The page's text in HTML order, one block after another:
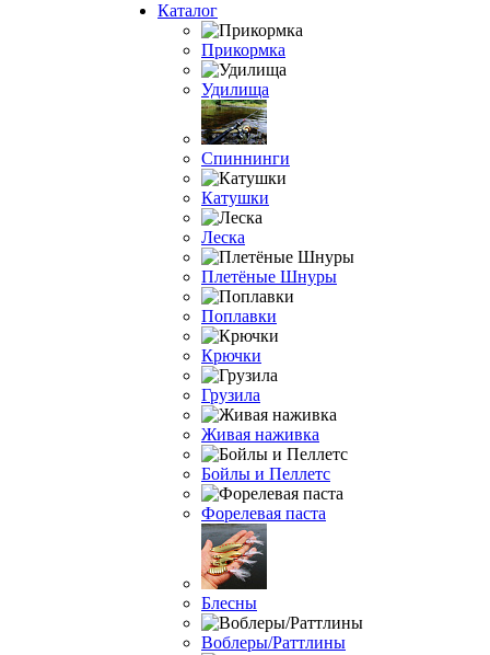
Каталог
Прикормка
Удилища
Спиннинги
Катушки
Леска
Плетёные Шнуры
Поплавки
Крючки
Грузила
Живая наживка
Бойлы и Пеллетс
Форелевая паста
Блесны
Воблеры/Раттлины